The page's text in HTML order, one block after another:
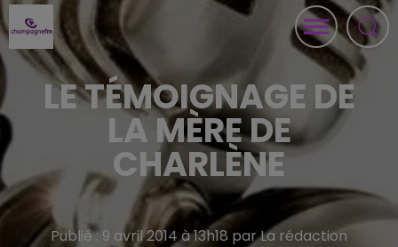
LE TÉMOIGNAGE DE
LA MÈRE DE
CHARLÈNE
Publié : 9 avril 2014 à 13h18 par La rédaction